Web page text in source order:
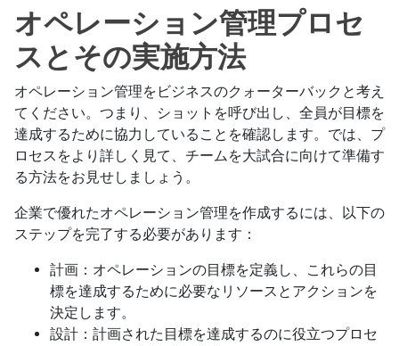
オペレーション管理プロセ
スとその実施方法
オペレーション管理をビジネスのクォーターバックと考え
てください。つまり、ショットを呼び出し、全員が目標を
達成するために協力していることを確認します。では、プ
ロセスをより詳しく見て、チームを大試合に向けて準備す
る方法をお見せしましょう。
企業で優れたオペレーション管理を作成するには、以下の
ステップを完了する必要があります：
計画：オペレーションの目標を定義し、これらの目
標を達成するために必要なリソースとアクションを
決定します。
設計：計画された目標を達成するのに役立つプロセ